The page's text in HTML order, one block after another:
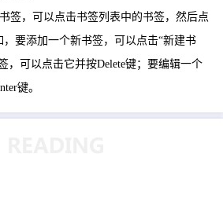
签，可以点击书签列表中的书签，然后点
要添加一个新书签，可以点击“新建书
，可以点击它并按Delete键；要编辑一个
键。